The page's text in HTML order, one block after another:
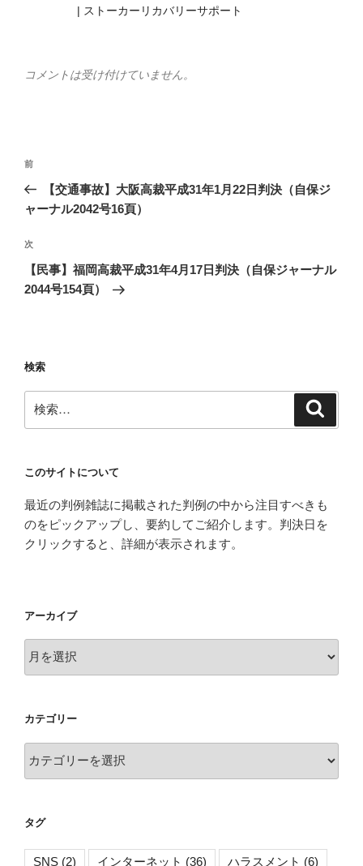
| ストーカーリカバリーサポート
コメントは受け付けていません。
投
ゲ
ー
シ
前
の
投
前
【交通事故】大阪高裁平成31年1月22日判決（自保ジ
ャーナル2042号16頁）
次
の
投
次
【民事】福岡高裁平成31年4月17日判決（自保ジャーナル
2044号154頁）
検索
索:
このサイトについて
最近の判例雑誌に掲載された判例の中から注目すべきも
のをピックアップし、要約してご紹介します。判決日を
クリックすると、詳細が表示されます。
アーカイブ
ー
ブ
カテゴリー
テ
ー
タグ
SNS (2) インターネット (36) ハラスメント (6)